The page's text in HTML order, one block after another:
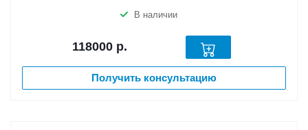
В наличии
118000 р.
Получить консультацию